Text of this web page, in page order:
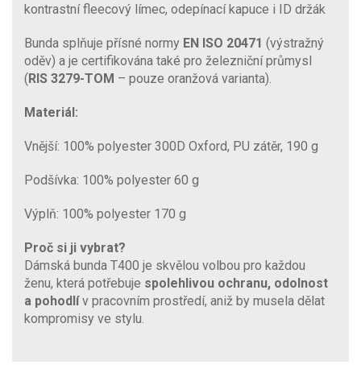
kontrastní fleecový límec, odepínací kapuce i ID držák
Bunda splňuje přísné normy EN ISO 20471 (výstražný
oděv) a je certifikována také pro železniční průmysl
(RIS 3279-TOM – pouze oranžová varianta).
Materiál:
Vnější: 100% polyester 300D Oxford, PU zátěr, 190 g
Podšívka: 100% polyester 60 g
Výplň: 100% polyester 170 g
Proč si ji vybrat?
Dámská bunda T400 je skvělou volbou pro každou
ženu, která potřebuje spolehlivou ochranu, odolnost
a pohodlív pracovním prostředí, aniž by musela dělat
kompromisy ve stylu.